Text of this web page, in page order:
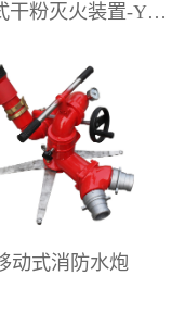
动式泡沫灭火装
移动式泡沫炮、
炮、泡沫-水两用
炮、电动遥控
箱、室内外消防
降落槽，中、低
，高、中、低倍
.低倍数消防泡沫
移动式干粉灭火装置-YGFZ系列
动式消防水炮